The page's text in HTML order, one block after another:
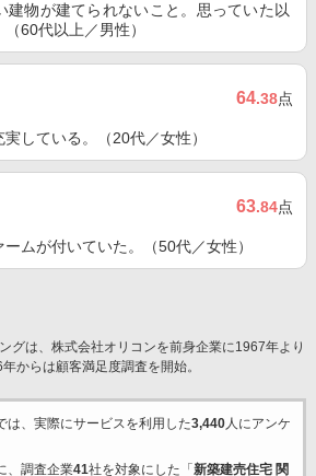
建物が建てられないこと。思っていた以
60代以上／男性）
64.38点
している。（20代／女性）
63.84点
ムが付いていた。（50代／女性）
グは、株式会社オリコンを前身企業に1967年より
からは顧客満足度調査を開始。
は、実際にサービスを利用した3,440人にアンケ
、調査企業41社を対象にした「 新築建売住宅 関